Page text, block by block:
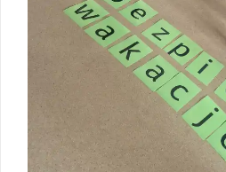
Zakończenie roku –
Wycieczka klasy 3b i 3d do
„Ostatni
🌊🏰 Wycieczka do